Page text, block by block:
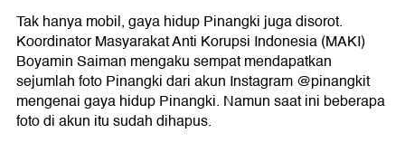
Tak hanya mobil, gaya hidup Pinangki juga disorot.
Koordinator Masyarakat Anti Korupsi Indonesia (MAKI)
Boyamin Saiman mengaku sempat mendapatkan
sejumlah foto Pinangki dari akun Instagram @pinangkit
mengenai gaya hidup Pinangki. Namun saat ini beberapa
foto di akun itu sudah dihapus.